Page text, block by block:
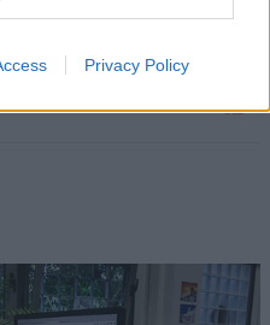
Privacy Policy